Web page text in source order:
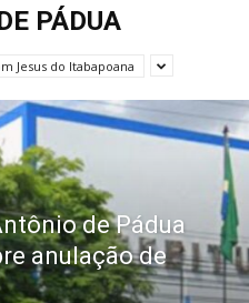
PÁDUA
Jesus do Itabapoana
de Pádua
anulação de